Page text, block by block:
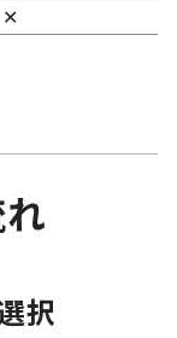
✕
択